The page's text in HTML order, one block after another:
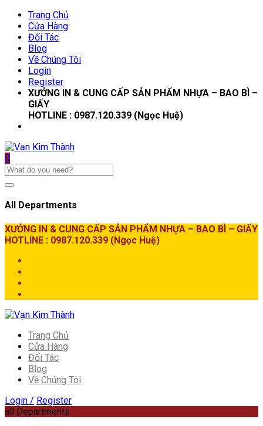
Trang Chủ
Cửa Hàng
Đối Tác
Blog
Về Chúng Tôi
Login
Register
XƯỞNG IN & CUNG CẤP SẢN PHẨM NHỰA – BAO BÌ –
GIẤY
HOTLINE : 0987.120.339 (Ngọc Huệ)
0
All Departments
XƯỞNG IN & CUNG CẤP SẢN PHẨM NHỰA – BAO BÌ – GIẤY
HOTLINE : 0987.120.339 (Ngọc Huệ)
Trang Chủ
Cửa Hàng
Đối Tác
Blog
Về Chúng Tôi
Login / Register
all Departments